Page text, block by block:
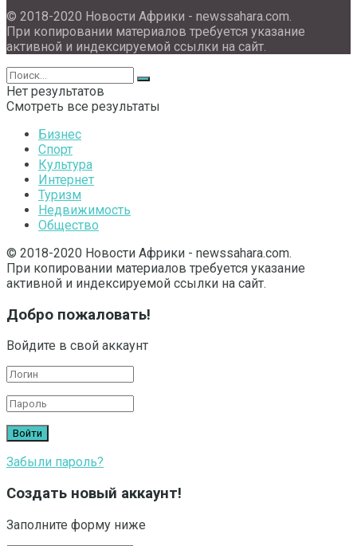
© 2018-2020 Новости Африки - newssahara.com.
При копировании материалов требуется указание
активной и индексируемой ссылки на сайт.
Нет результатов
Смотреть все результаты
Бизнес
Спорт
Культура
Интернет
Туризм
Недвижимость
Общество
© 2018-2020 Новости Африки - newssahara.com.
При копировании материалов требуется указание
активной и индексируемой ссылки на сайт.
Добро пожаловать!
Войдите в свой аккаунт
Забыли пароль?
Создать новый аккаунт!
Заполните форму ниже